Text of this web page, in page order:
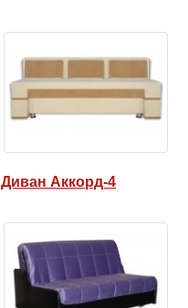
Диван Аккорд-4